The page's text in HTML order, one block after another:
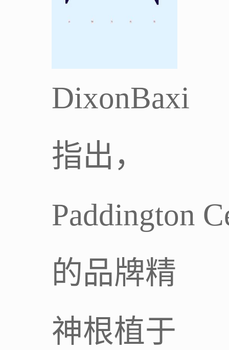
DixonBaxi
指出，
Paddington
的品牌精
神根植于